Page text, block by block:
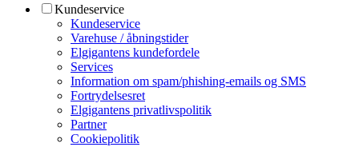
Kundeservice
Kundeservice
Varehuse / åbningstider
Elgigantens kundefordele
Services
Information om spam/phishing-emails og SMS
Fortrydelsesret
Elgigantens privatlivspolitik
Partner
Cookiepolitik